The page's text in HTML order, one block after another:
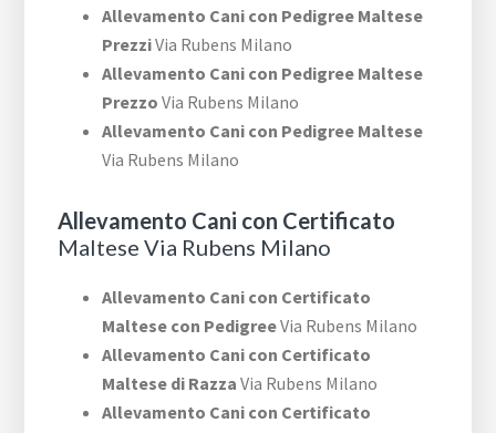
Allevamento Cani con Pedigree Maltese
PrezziVia Rubens Milano
Allevamento Cani con Pedigree Maltese
Prezzo Via Rubens Milano
Allevamento Cani con Pedigree Maltese
Via Rubens Milano
Allevamento Cani con Certificato
Maltese Via Rubens Milano
Allevamento Cani con Certificato
Maltese con PedigreeVia Rubens Milano
Allevamento Cani con Certificato
Maltese di Razza Via Rubens Milano
Allevamento Cani con Certificato